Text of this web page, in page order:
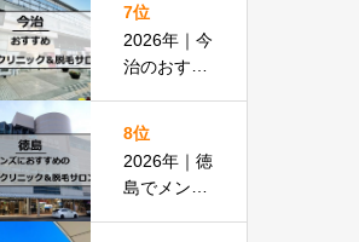
ン全19選
7位
2026年｜今
治のおすす
＆脱毛サロ
ン全13選
8位
2026年｜徳
島でメンズ